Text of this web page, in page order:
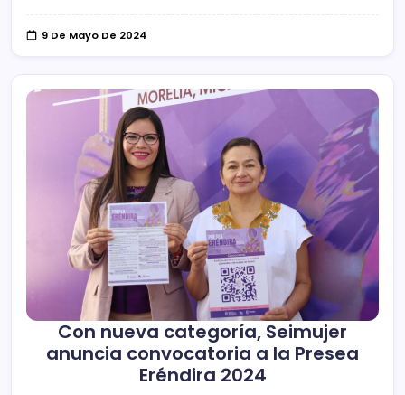
9 De Mayo De 2024
Con nueva categoría, Seimujer
anuncia convocatoria a la Presea
Eréndira 2024